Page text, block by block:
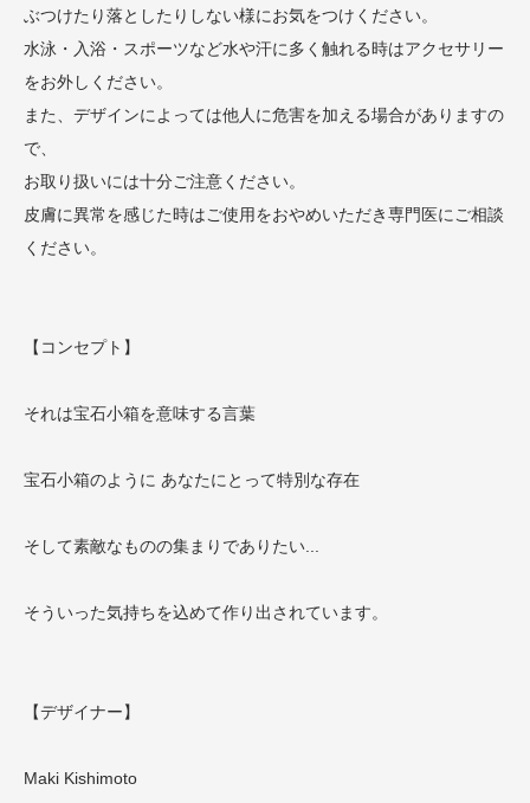
ぶつけたり落としたりしない様にお気をつけください。
水泳・入浴・スポーツなど水や汗に多く触れる時はアクセサリー
をお外しください。
また、デザインによっては他人に危害を加える場合がありますの
で、
お取り扱いには十分ご注意ください。
皮膚に異常を感じた時はご使用をおやめいただき専門医にご相談
ください。
【コンセプト】
それは宝石小箱を意味する言葉
宝石小箱のように あなたにとって特別な存在
そして素敵なものの集まりでありたい...
そういった気持ちを込めて作り出されています。
【デザイナー】
Maki Kishimoto